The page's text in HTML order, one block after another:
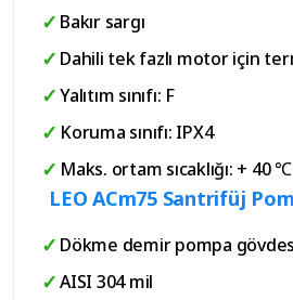
Bakır sargı
Dahili tek fazlı motor için
Yalıtım sınıfı: F
Koruma sınıfı: IPX4
Maks. ortam sıcaklığı: + 40 ℃
LEO ACm75 Santrifüj
Dökme demir pompa
AISI 304 mil